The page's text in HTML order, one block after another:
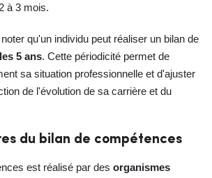
à 3 mois.
qu'un individu peut réaliser un bilan de
5 ans. Cette périodicité permet de
sa situation professionnelle et d'ajuster
de l'évolution de sa carrière et du
du bilan de compétences
est réalisé par des organismes